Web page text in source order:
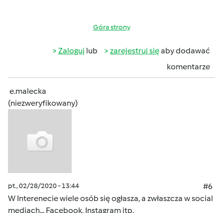
Góra strony
Zaloguj lub zarejestruj sięaby dodawać
komentarze
e.malecka
(niezweryfikowany)
pt., 02/28/2020 - 13:44
#6
W Interenecie wiele osób się ogłasza, a zwłaszcza w social
mediach... Facebook, Instagram itp.